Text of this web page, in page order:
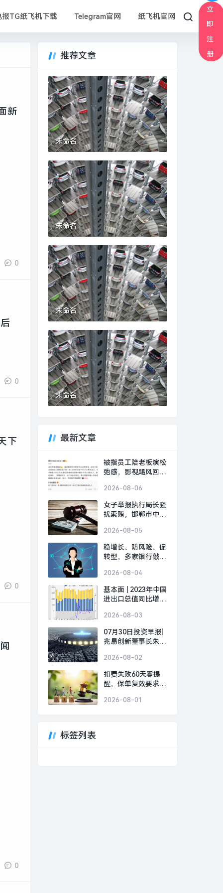
报TG纸飞机下载 Telegram官网 纸飞机官网
立
即
注
册
新
0
0
下
0
0
推荐文章
未命名
未命名
未命名
未命名
最新文章
被指员工陪老板演松
弛感，影视飓风回
毒|界面新闻 · 科技
2026-08-06
女子举报执行局长骚
扰索贿，邯郸市中
局长被停职|界面新
闻 · 中国
2026-08-05
稳增长、防风险、促
转型，多家银行敲定
界面新闻
2026-08-04
基本面 | 2023年中国
进出口总值同比增长
个月新高|界面新闻
2026-08-03
07月30日投资早报|
兆易创新董事长朱一
亿元A股股份，天智
航拟购买上海骨科
62%股权股票复牌，
华锦股份副总经理被
立案调查|界面新闻 ·
2026-08-02
扣费失败60天零提
醒，保单复效要求重
险被投保人告上法
2026-08-01
标签列表